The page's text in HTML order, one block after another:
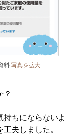
料 写真を拡大
？
持ちにならないよ
夫しました。